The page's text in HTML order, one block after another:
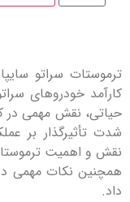
سراتو سایپا یکی
خودروهای سراتو
مهمی در کنترل
بر عملکرد
ترموستات سراتو
مهمی درباره